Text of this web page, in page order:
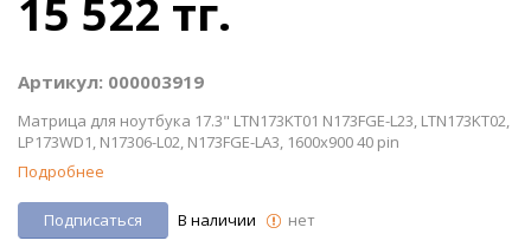
15 522 тг.
Артикул: 000003919
Матрица для ноутбука 17.3" LTN173KT01 N173FGE-L23, LTN173KT02,
LP173WD1, N17306-L02, N173FGE-LA3, 1600x900 40 pin
Подробнее
Подписаться В наличии нет